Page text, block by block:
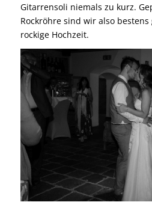
Gitarrensoli niemals zu kurz.
Rockröhre sind wir also
rockige Hochzeit.